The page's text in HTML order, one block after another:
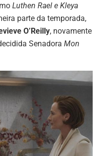
Luthen Rael e Kleya
parte da temporada,
O’Reilly, novamente
Senadora Mon